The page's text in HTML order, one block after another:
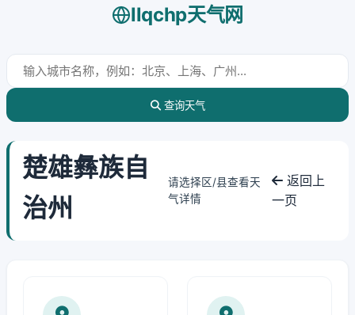
llqchp天气网
查询天气
楚雄彝族自
治州
请选择区/县查看天
气详情
返回上
一页